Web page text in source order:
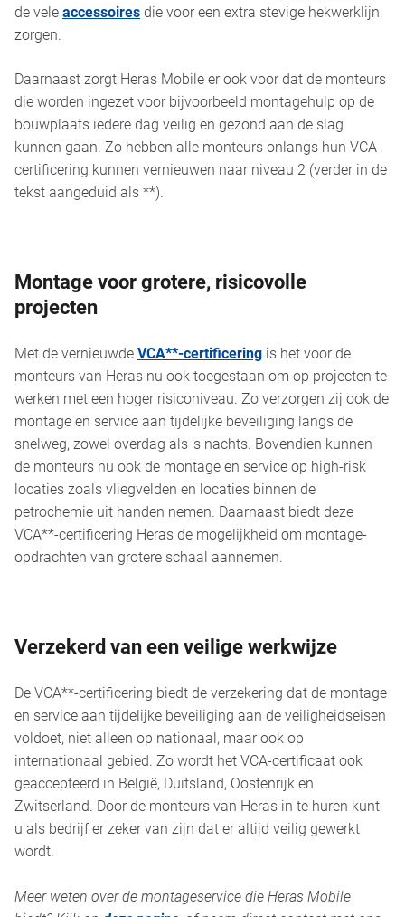
de veleaccessoiresdie voor een extra stevige hekwerklijn
zorgen.
Daarnaast zorgt Heras Mobile er ook voor dat de monteurs
die worden ingezet voor bijvoorbeeld montagehulp op de
bouwplaats iedere dag veilig en gezond aan de slag
kunnen gaan. Zo hebben alle monteurs onlangs hun VCA-
certificering kunnen vernieuwen naar niveau 2 (verder in de
tekst aangeduid als **).
Montage voor grotere, risicovolle
projecten
Met de vernieuwdeVCA**-certificering is het voor de
monteurs van Heras nu ook toegestaan om op projecten te
werken met een hoger risiconiveau. Zo verzorgen zij ook de
montage en service aan tijdelijke beveiliging langs de
snelweg, zowel overdag als 's nachts. Bovendien kunnen
de monteurs nu ook de montage en service op high-risk
locaties zoals vliegvelden en locaties binnen de
petrochemie uit handen nemen. Daarnaast biedt deze
VCA**-certificering Heras de mogelijkheid om montage-
opdrachten van grotere schaal aannemen.
Verzekerd van een veilige werkwijze
De VCA**-certificering biedt de verzekering dat de montage
en service aan tijdelijke beveiliging aan de veiligheidseisen
voldoet, niet alleen op nationaal, maar ook op
internationaal gebied. Zo wordt het VCA-certificaat ook
geaccepteerd in België, Duitsland, Oostenrijk en
Zwitserland. Door de monteurs van Heras in te huren kunt
u als bedrijf er zeker van zijn dat er altijd veilig gewerkt
wordt.
Meer weten over de montageservice die Heras Mobile